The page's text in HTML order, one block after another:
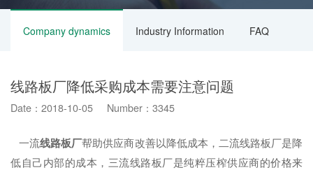
Company dynamics Industry Information FAQ
线路板厂降低采购成本需要注意问题
Date：2018-10-05 Number：3345
一流线路板厂帮助供应商改善以降低成本，二流线路板厂是降
低自己内部的成本，三流线路板厂是纯粹压榨供应商的价格来